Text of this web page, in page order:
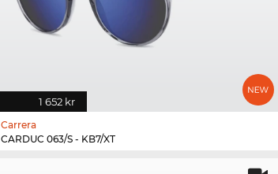
1 652 kr
Carrera
CARDUC 063/S - KB7/XT